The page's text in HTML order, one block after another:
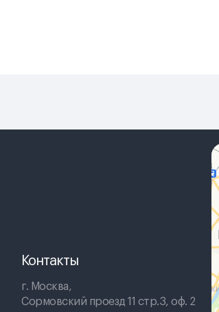
Контакты
г. Москва,
Сормовский проезд 11 стр.3, оф. 2